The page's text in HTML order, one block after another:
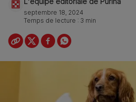
septembre 18, 2024
Temps de lecture : 3 min